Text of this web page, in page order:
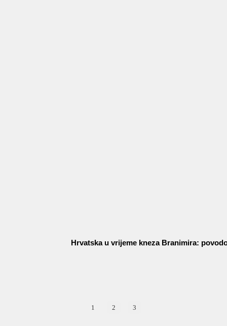
Hrvatska u vrijeme kneza Branimira:
1 2 3